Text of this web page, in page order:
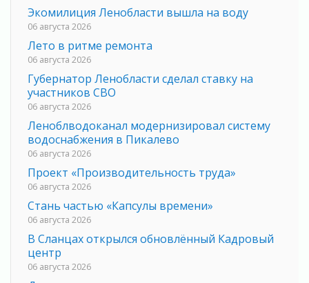
Экомилиция Ленобласти вышла на воду
06 августа 2026
Лето в ритме ремонта
06 августа 2026
Губернатор Ленобласти сделал ставку на
участников СВО
06 августа 2026
Леноблводоканал модернизировал систему
водоснабжения в Пикалево
06 августа 2026
Проект «Производительность труда»
06 августа 2026
Стань частью «Капсулы времени»
06 августа 2026
В Сланцах открылся обновлённый Кадровый
центр
06 августа 2026